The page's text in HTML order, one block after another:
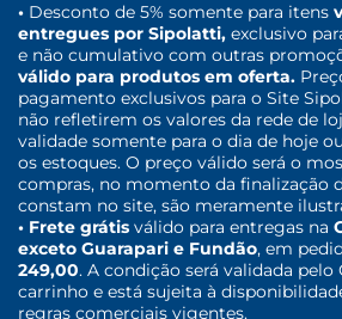
• Desconto de 5% somente para itens
entregues por Sipolatti, exclusivo
e não cumulativo com outras
válido para produtos em oferta.
pagamento exclusivos para o Site
não refletirem os valores da rede de
validade somente para o dia de hoje
os estoques. O preço válido será o
compras, no momento da finalização
constam no site, são meramente
• Frete grátis válido para entregas na
exceto Guarapari e Fundão, em
249,00. A condição será validada
carrinho e está sujeita à
regras comerciais vigentes.